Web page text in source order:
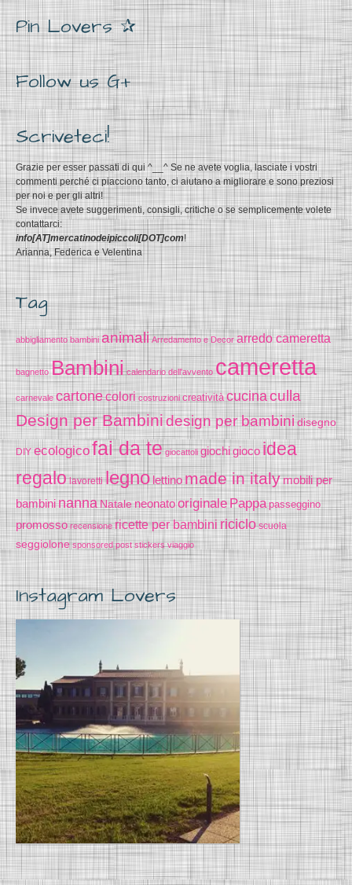
Pin Lovers ✰
Follow us G+
Scriveteci!
Grazie per esser passati di qui ^__^ Se ne avete voglia, lasciate i vostri
commenti perché ci piacciono tanto, ci aiutano a migliorare e sono preziosi
per noi e per gli altri!
Se invece avete suggerimenti, consigli, critiche o se semplicemente volete
contattarci:
info[AT]mercatinodeipiccoli[DOT]com!
Arianna, Federica e Velentina
Tag
abbigliamento bambini animali Arredamento e Decor arredo cameretta
bagnetto Bambini calendario dell'avvento cameretta
carnevale cartonecolori costruzioni creatività cucinaculla
Design per Bambinidesign per bambinidisegno
DIY ecologicofai da te giocattoli giochigioco idea
regalo lavoretti legno lettinomade in italymobili per
bambininannaNataleneonatooriginale Pappa passeggino
promosso recensione ricette per bambini riciclo scuola
seggiolone sponsored post stickers viaggio
Instagram Lovers